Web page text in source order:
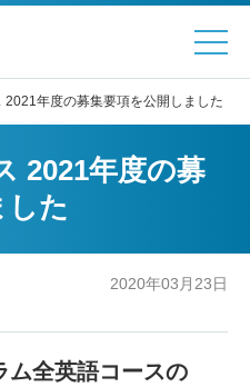
2021年度の募集要項を公開しました
2021年度の募
した
2020年03月23日
ム全英語コースの